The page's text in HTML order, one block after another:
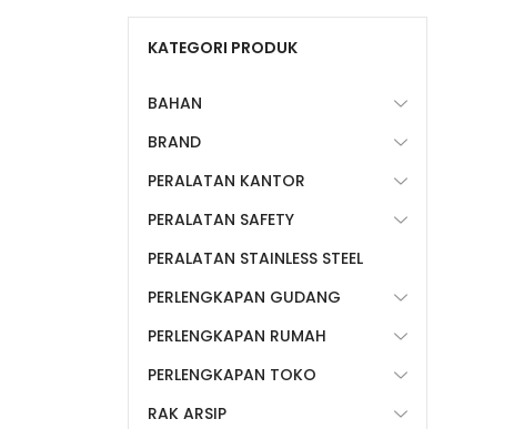
KATEGORI PRODUK
BAHAN
BRAND
PERALATAN KANTOR
PERALATAN SAFETY
PERALATAN STAINLESS STEEL
PERLENGKAPAN GUDANG
PERLENGKAPAN RUMAH
PERLENGKAPAN TOKO
RAK ARSIP